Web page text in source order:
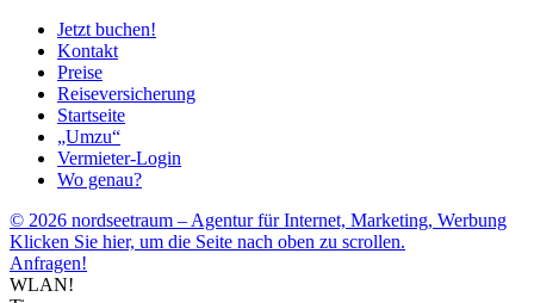
Jetzt buchen!
Kontakt
Preise
Reiseversicherung
Startseite
„Umzu“
Vermieter-Login
Wo genau?
© 2026 nordseetraum – Agentur für Internet, Marketing, Werbung
Klicken Sie hier, um die Seite nach oben zu scrollen.
Anfragen!
WLAN!